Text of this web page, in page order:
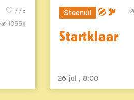
77x
1055x
Steenuil
Startklaar
26 jul , 8:00